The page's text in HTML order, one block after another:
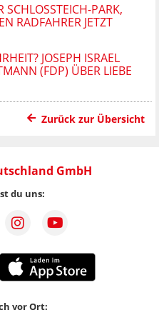
PARK, A
RADFAHRER JETZT A
JOSEPH ISRAEL
(FDP) ÜBER LIEBE
Zurück zur Übersicht
GmbH
du uns:
vor Ort: